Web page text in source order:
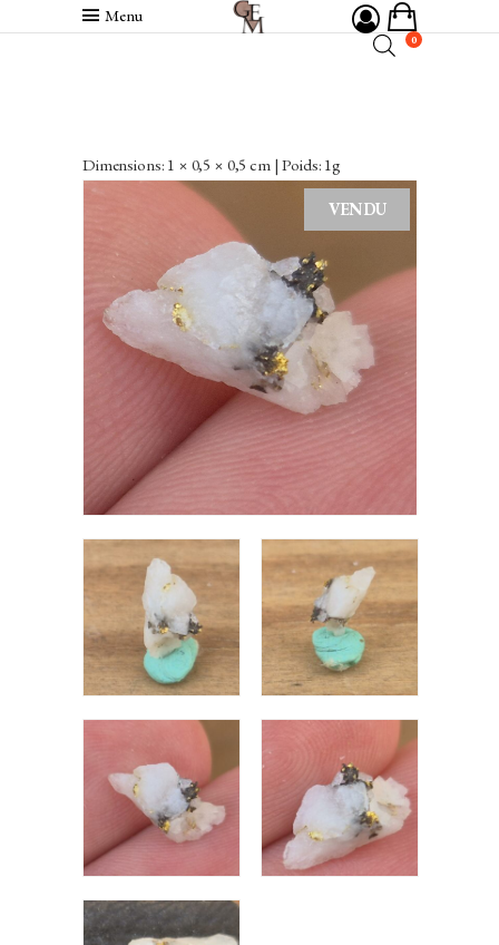
Menu
0
Dimensions: 1 × 0,5 × 0,5 cm | Poids: 1g
VENDU